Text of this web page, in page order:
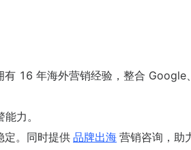
有 16 年海外营销经验，整合 Google
力。
定。同时提供 品牌出海 营销咨询，助